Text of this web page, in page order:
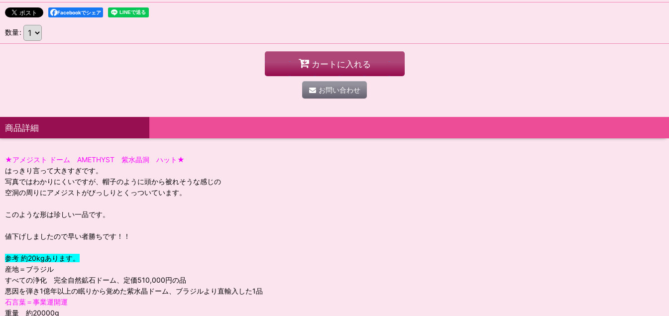
Facebookでシェア
数量:
カートに入れる
お問い合わせ
商品詳細
★アメジスト ドーム AMETHYST 紫水晶洞 ハット★
はっきり言って大きすぎです。
写真ではわかりにくいですが、帽子のように頭から被れそうな感じの
空洞の周りにアメジストがびっしりとくっついています。
このような形は珍しい一品です。
値下げしましたので早い者勝ちです！！
参考 約20kgあります。
産地＝ブラジル
すべての浄化 完全自然鉱石ドーム、定価510,000円の品
悪因を弾き1億年以上の眠りから覚めた紫水晶ドーム、ブラジルより直輸入した1品
石言葉＝事業運開運
重量 約20000g